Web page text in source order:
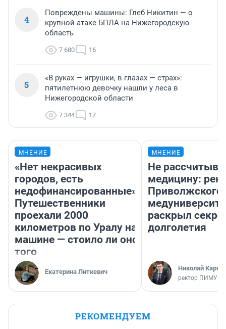
4
Повреждены машины: Глеб Никитин — о
крупной атаке БПЛА на Нижегородскую
область
7 680 16
5
«В руках — игрушки, в глазах — страх»:
пятилетнюю девочку нашли у леса в
Нижегородской области
7 344 17
МНЕНИЕ
«Нет некрасивых
городов, есть
недофинансированные».
Путешественники
проехали 2000
километров по Уралу на
машине — стоило ли оно
того
Екатерина Литкевич
МНЕНИЕ
Не
медицину:
Приволжского
раскрыл
долголетия
Николай
ректор ПИМУ
РЕКОМЕНДУЕМ